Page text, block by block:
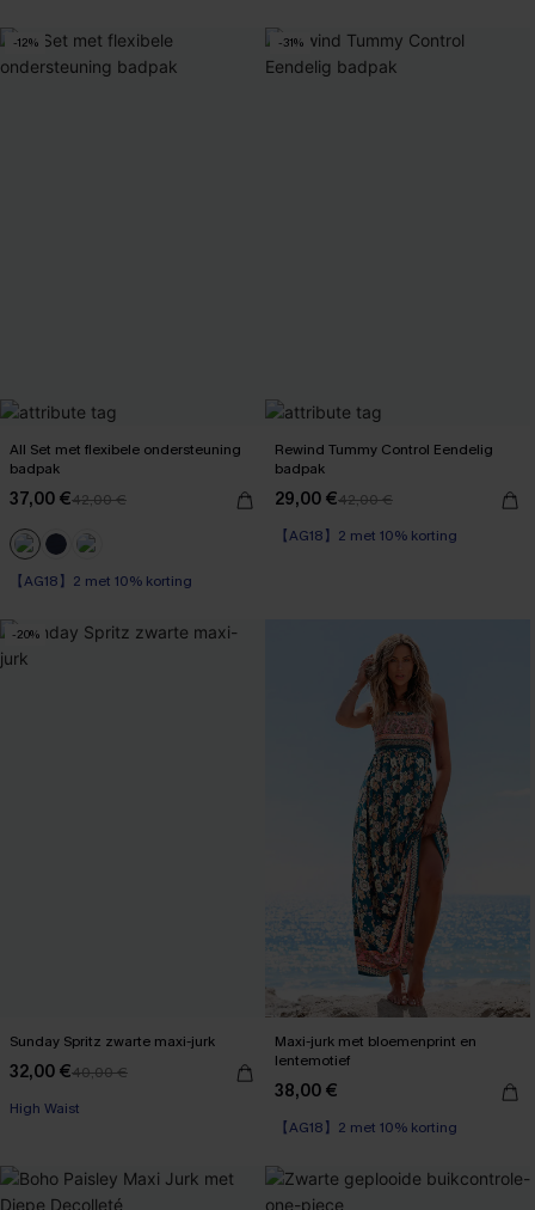
-12%
All Set met flexibele ondersteuning
badpak
37,00 €42,00 €
【AG18】2 met 10% korting
Op voorraad
-31%
Rewind Tummy Control Eendelig
badpak
29,00 €42,00 €
【AG18】2 met 10% korting
Op voorraad
-20%
Sunday Spritz zwarte maxi-jurk
32,00 €40,00 €
High Waist
Maxi-jurk met bloemenprint en
lentemotief
38,00 €
【AG18】2 met 10% korting
High Waist